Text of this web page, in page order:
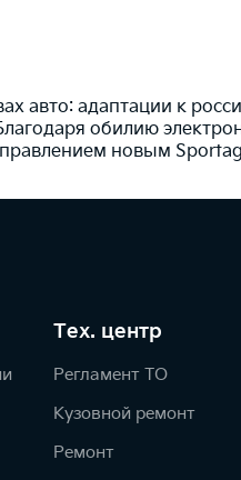
авто: адаптации к
обилию
новым
Тех. центр
Регламент ТО
Кузовной ремонт
Ремонт